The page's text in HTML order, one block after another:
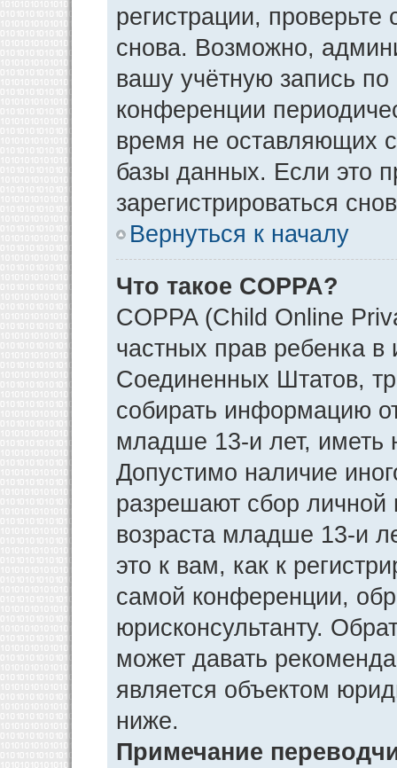
регистрации,
снова. Возможно,
вашу учётную запись
конференции
время не оставляющих
базы данных. Если это
зарегистрироваться
Вернуться к началу
Что такое COPPA?
COPPA (Child Online
частных прав ребенка в
Соединенных Штатов,
собирать информацию
младше 13-и лет, иметь
Допустимо наличие
разрешают сбор
возраста младше 13-и
это к вам, как к
самой конференции,
юрисконсультанту.
может давать
является объектом
ниже.
Примечание